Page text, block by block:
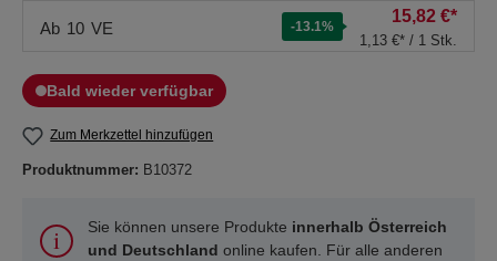
Ab 10 VE -13.1%
15,82 €*
1,13 €* / 1 Stk.
Bald wieder verfügbar
Zum Merkzettel hinzufügen
Produktnummer: B10372
Sie können unsere Produkte innerhalb Österreich
und Deutschland online kaufen. Für alle anderen